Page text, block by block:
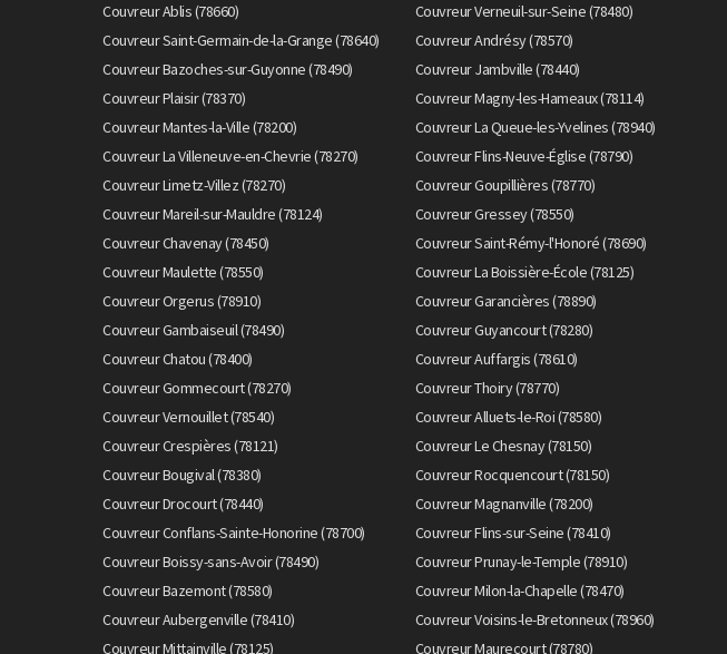
Couvreur Ablis (78660)
Couvreur Verneuil-sur-Seine (78480)
Couvreur Saint-Germain-de-la-Grange (78640)
Couvreur Andrésy (78570)
Couvreur Bazoches-sur-Guyonne (78490)
Couvreur Jambville (78440)
Couvreur Plaisir (78370)
Couvreur Magny-les-Hameaux (78114)
Couvreur Mantes-la-Ville (78200)
Couvreur La Queue-les-Yvelines (78940)
Couvreur La Villeneuve-en-Chevrie (78270)
Couvreur Flins-Neuve-Église (78790)
Couvreur Limetz-Villez (78270)
Couvreur Goupillières (78770)
Couvreur Mareil-sur-Mauldre (78124)
Couvreur Gressey (78550)
Couvreur Chavenay (78450)
Couvreur Saint-Rémy-l'Honoré (78690)
Couvreur Maulette (78550)
Couvreur La Boissière-École (78125)
Couvreur Orgerus (78910)
Couvreur Garancières (78890)
Couvreur Gambaiseuil (78490)
Couvreur Guyancourt (78280)
Couvreur Chatou (78400)
Couvreur Auffargis (78610)
Couvreur Gommecourt (78270)
Couvreur Thoiry (78770)
Couvreur Vernouillet (78540)
Couvreur Alluets-le-Roi (78580)
Couvreur Crespières (78121)
Couvreur Le Chesnay (78150)
Couvreur Bougival (78380)
Couvreur Rocquencourt (78150)
Couvreur Drocourt (78440)
Couvreur Magnanville (78200)
Couvreur Conflans-Sainte-Honorine (78700)
Couvreur Flins-sur-Seine (78410)
Couvreur Boissy-sans-Avoir (78490)
Couvreur Prunay-le-Temple (78910)
Couvreur Bazemont (78580)
Couvreur Milon-la-Chapelle (78470)
Couvreur Aubergenville (78410)
Couvreur Voisins-le-Bretonneux (78960)
Couvreur Mittainville (78125)
Couvreur Maurecourt (78780)